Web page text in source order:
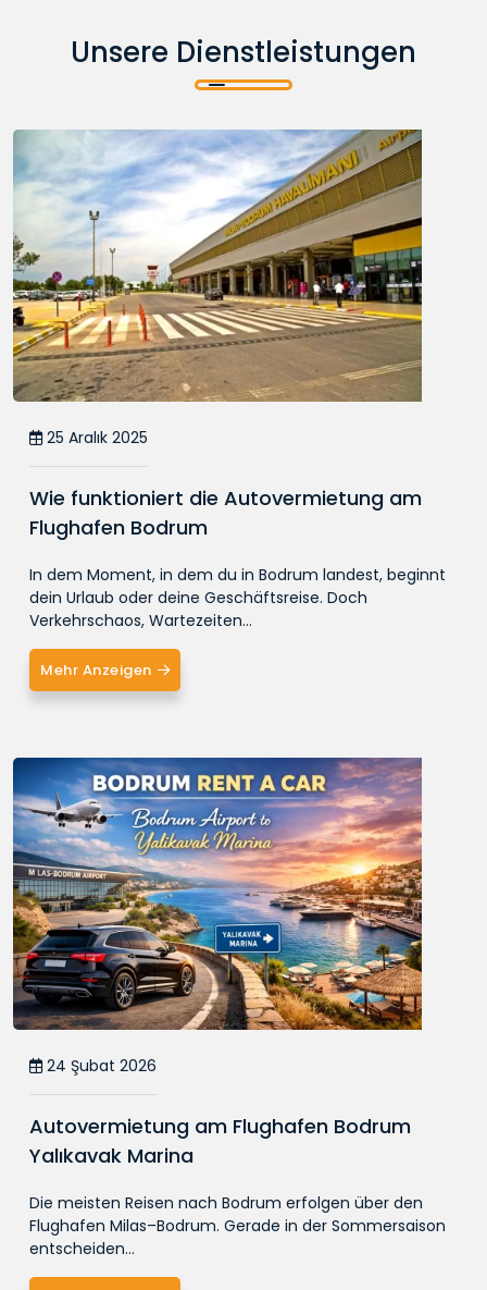
Unsere Dienstleistungen
25 Aralık 2025
Wie funktioniert die Autovermietung am
Flughafen Bodrum
In dem Moment, in dem du in Bodrum landest, beginnt
dein Urlaub oder deine Geschäftsreise. Doch
Verkehrschaos, Wartezeiten...
Mehr Anzeigen
24 Şubat 2026
Autovermietung am Flughafen Bodrum
Yalıkavak Marina
Die meisten Reisen nach Bodrum erfolgen über den
Flughafen Milas–Bodrum. Gerade in der Sommersaison
entscheiden...